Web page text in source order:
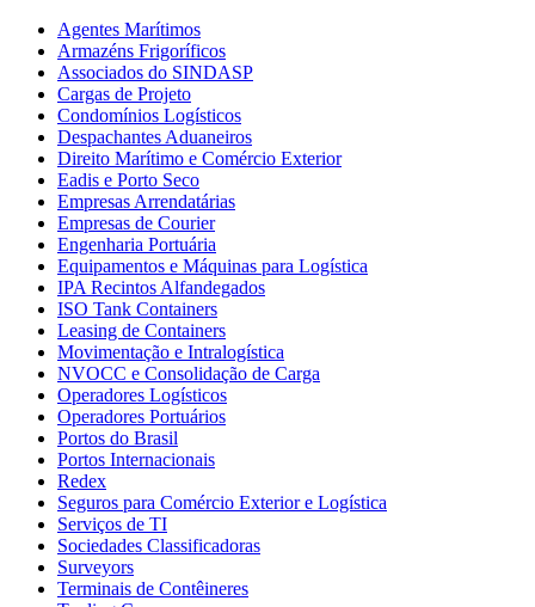
Agentes Marítimos
Armazéns Frigoríficos
Associados do SINDASP
Cargas de Projeto
Condomínios Logísticos
Despachantes Aduaneiros
Direito Marítimo e Comércio Exterior
Eadis e Porto Seco
Empresas Arrendatárias
Empresas de Courier
Engenharia Portuária
Equipamentos e Máquinas para Logística
IPA Recintos Alfandegados
ISO Tank Containers
Leasing de Containers
Movimentação e Intralogística
NVOCC e Consolidação de Carga
Operadores Logísticos
Operadores Portuários
Portos do Brasil
Portos Internacionais
Redex
Seguros para Comércio Exterior e Logística
Serviços de TI
Sociedades Classificadoras
Surveyors
Terminais de Contêineres